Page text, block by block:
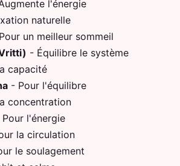
l'énergie
naturelle
Pour un meilleur sommeil
- Équilibre le système
capacité
- Pour l'équilibre
concentration
Pour l'énergie
la circulation
le soulagement